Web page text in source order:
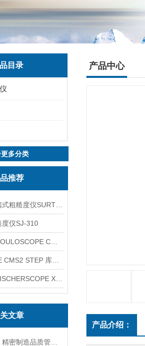
目录
更多分类
推荐
度仪SJ-310
文章
产品中心
产品介绍：